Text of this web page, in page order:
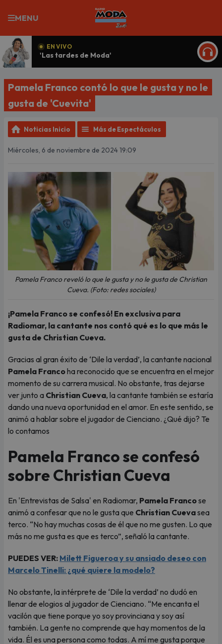
MENU
EN VIVO
'Las tardes de Moda'
Pamela Franco contó lo que le gusta y no le
gusta de 'Cuevita'
Noticias Inicio Más de Espectáculos
Miércoles, 6 de noviembre de 2024 19:09
Pamela Franco reveló lo que le gusta y no le gusta de Christian
Cueva. (Foto: redes sociales)
¡Pamela Franco se confesó! En exclusiva para
Radiomar, la cantante nos contó qué es lo que más le
gusta de Christian Cueva.
Gracias al gran éxito de ‘Dile la verdad’, la cantante nacional
Pamela Francoha reconocido que se encuentra en el mejor
momento de su carrera musical. No obstante, tras dejarse
ver junto a Christian Cueva, la cantante también se estaría
dando una nueva oportunidad en el amor. En este sentido, se
animó a hablar sobre el jugador de Cienciano. ¿Qué dijo? Te
lo contamos
Pamela Franco se confesó
sobre Christian Cueva
En 'Entrevistas de Salsa' en Radiomar, Pamela Francose
animó a confesar que no le gusta que Christian Cuevasea
terco. “No hay muchas cosas de él que no me gusten. Lo que
más no me gusta es que es terco”, señaló la cantante.
PUEDES VER: Milett Figueroa y su ansiado deseo con
Marcelo Tinelli: ¿qué quiere la modelo?
No obstante, la intérprete de ‘Dile la verdad’ no dudó en
llenar de elogios al jugador de Cienciano. “Me encanta el
vacilón que tiene porque yo soy provinciana y soy así
también. La gente no comprende que hay momentos de la
vida. Él es una persona como todas. A mí me gusta porque